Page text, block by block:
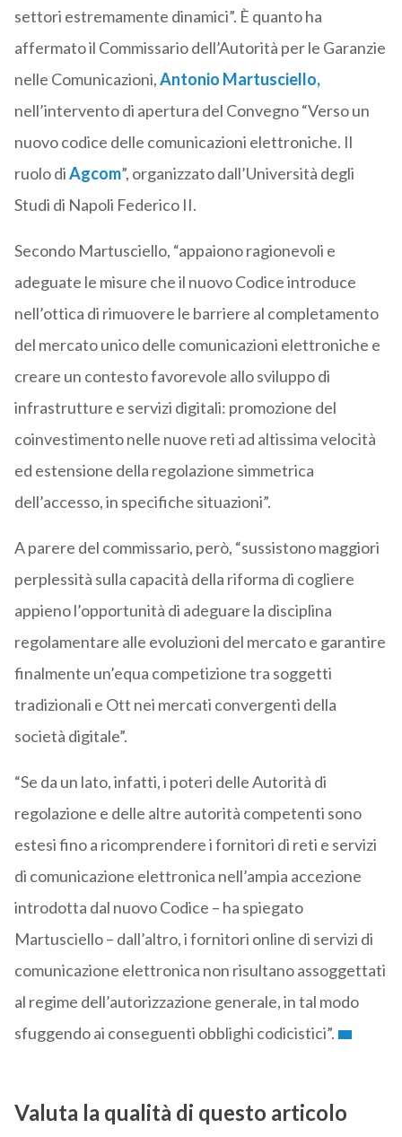
settori estremamente dinamici”. È quanto ha
affermato il Commissario dell’Autorità per le Garanzie
nelle Comunicazioni,Antonio Martusciello,
nell’intervento di apertura del Convegno “Verso un
nuovo codice delle comunicazioni elettroniche. Il
ruolo diAgcom”, organizzato dall’Università degli
Studi di Napoli Federico II.
Secondo Martusciello, “appaiono ragionevoli e
adeguate le misure che il nuovo Codice introduce
nell’ottica di rimuovere le barriere al completamento
del mercato unico delle comunicazioni elettroniche e
creare un contesto favorevole allo sviluppo di
infrastrutture e servizi digitali: promozione del
coinvestimento nelle nuove reti ad altissima velocità
ed estensione della regolazione simmetrica
dell’accesso, in specifiche situazioni”.
A parere del commissario, però, “sussistono maggiori
perplessità sulla capacità della riforma di cogliere
appieno l’opportunità di adeguare la disciplina
regolamentare alle evoluzioni del mercato e garantire
finalmente un’equa competizione tra soggetti
tradizionali e Ott nei mercati convergenti della
società digitale”.
“Se da un lato, infatti, i poteri delle Autorità di
regolazione e delle altre autorità competenti sono
estesi fino a ricomprendere i fornitori di reti e servizi
di comunicazione elettronica nell’ampia accezione
introdotta dal nuovo Codice – ha spiegato
Martusciello – dall’altro, i fornitori online di servizi di
comunicazione elettronica non risultano assoggettati
al regime dell’autorizzazione generale, in tal modo
sfuggendo ai conseguenti obblighi codicistici”.
Valuta la qualità di questo articolo